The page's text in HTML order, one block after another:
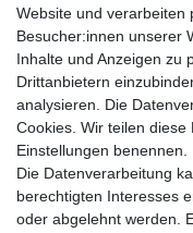
bei der Landbell AG
Zahlungsarten
Vorabüberweisung
Rechnungskauf
Zahlung bei Abholung
PayPal (inkl. Kreditkarten)
Website und verarbeiten
Besucher:innen unserer
Inhalte und Anzeigen zu
Drittanbietern
analysieren. Die
Cookies. Wir teilen
Einstellungen benennen.
Die Datenverarbeitung
berechtigten Interesses
oder abgelehnt werden.